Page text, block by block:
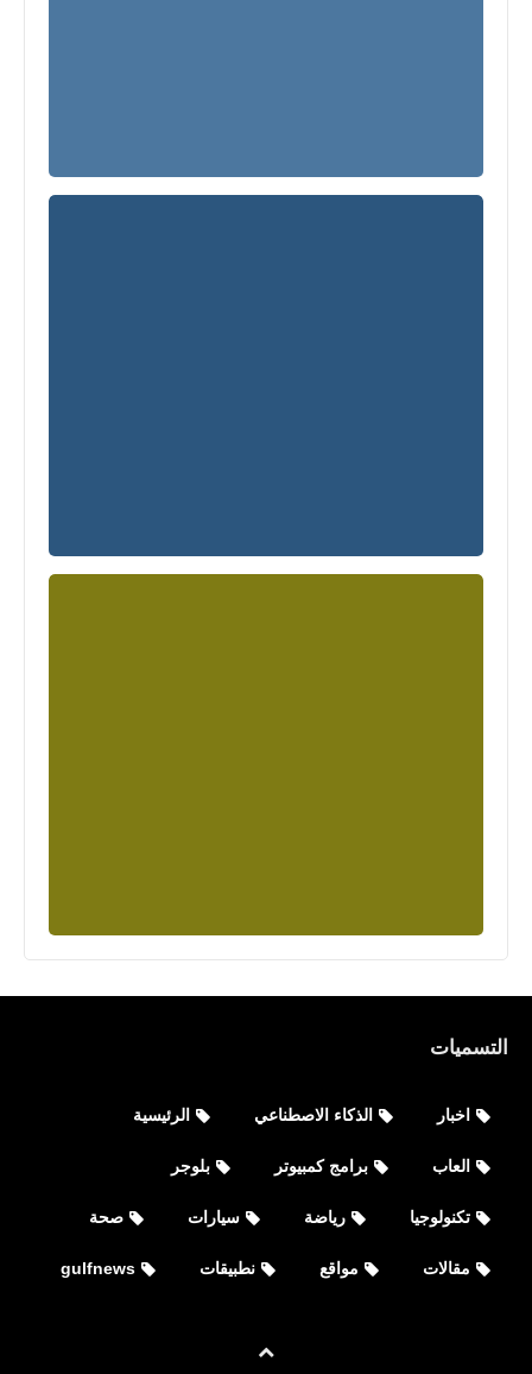
عرض شاشة هواتف الأندرويد على
2020
التسميات
اخبار الذكاء الاصطناعي الرئيسية
العاب برامج كمبيوتر بلوجر
تكنولوجيا رياضة سيارات صحة
مقالات مواقع نطبيقات gulfnews